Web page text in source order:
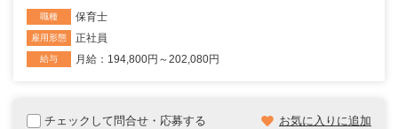
職種 保育士
雇用形態 正社員
給与 月給：194,800円～202,080円
チェックして問合せ・応募する お気に入りに追加